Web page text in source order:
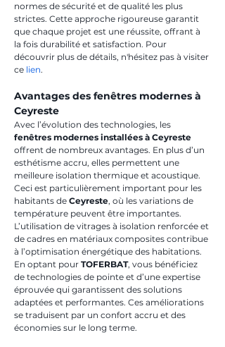
normes de sécurité et de qualité les plus
strictes. Cette approche rigoureuse garantit
que chaque projet est une réussite, offrant à
la fois durabilité et satisfaction. Pour
découvrir plus de détails, n'hésitez pas à visiter
ce lien.
Avantages des fenêtres modernes à
Ceyreste
Avec l’évolution des technologies, les
fenêtres modernes installées à Ceyreste
offrent de nombreux avantages. En plus d’un
esthétisme accru, elles permettent une
meilleure isolation thermique et acoustique.
Ceci est particulièrement important pour les
habitants de Ceyreste, où les variations de
température peuvent être importantes.
L’utilisation de vitrages à isolation renforcée et
de cadres en matériaux composites contribue
à l’optimisation énergétique des habitations.
En optant pour TOFERBAT, vous bénéficiez
de technologies de pointe et d’une expertise
éprouvée qui garantissent des solutions
adaptées et performantes. Ces améliorations
se traduisent par un confort accru et des
économies sur le long terme.